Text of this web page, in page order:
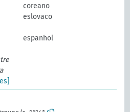
coreano
eslovaco
espanhol